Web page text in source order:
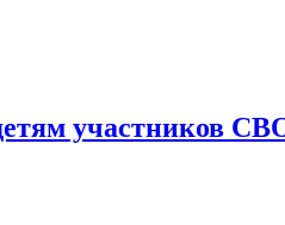
участников